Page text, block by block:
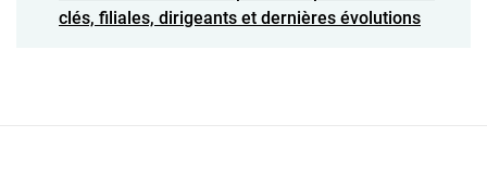
clés, filiales, dirigeants et dernières évolutions